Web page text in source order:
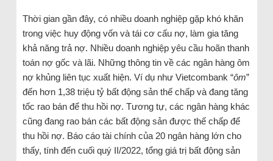
Thời gian gần đây, có nhiều doanh nghiệp gặp khó khăn
trong việc huy động vốn và tái cơ cấu nợ, làm gia tăng
khả năng trả nợ. Nhiều doanh nghiệp yêu cầu hoãn thanh
toán nợ gốc và lãi. Những thông tin về các ngân hàng ôm
nợ khủng liên tục xuất hiện. Ví dụ như Vietcombank “ôm”
đến hơn 1,38 triệu tỷ bất động sản thế chấp và đang tăng
tốc rao bán để thu hồi nợ. Tương tự, các ngân hàng khác
cũng đang rao bán các bất động sản được thế chấp để
thu hồi nợ. Báo cáo tài chính của 20 ngân hàng lớn cho
thấy, tính đến cuối quý II/2022, tổng giá trị bất động sản